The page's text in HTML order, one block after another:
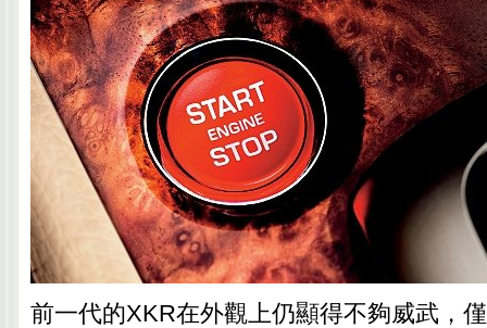
前一代的XKR在外觀上仍顯得不夠威武，